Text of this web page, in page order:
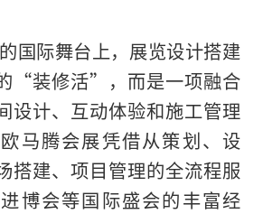
国际舞台上，展览设计搭建
“装修活”，而是一项融合
设计、互动体验和施工管理
马腾会展凭借从策划、设
搭建、项目管理的全流程服
博会等国际盛会的丰富经